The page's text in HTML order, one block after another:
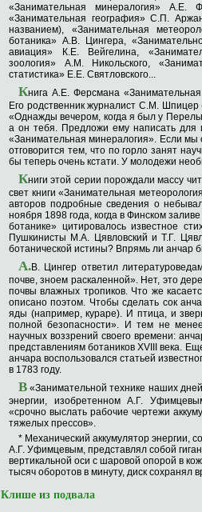
«Занимательная минералогия» А.Е.
«Занимательная география» С.П.
названием), «Занимательная
ботаника» А.В. Цингера,
авиация» К.Е. Вейгелина,
зоология» А.М. Никольского,
статистика» Е.Е. Святловского...
Книга А.Е. Ферсмана
Его родственник журналист С.М. Шпицер
«Однажды вечером, когда я был у
а он тебя. Предложи ему написать для
«Занимательная минералогия». Если мы
отговорится тем, что по горло занят
бы теперь очень кстати. У молодежи
Книги этой серии порождали массу
свет книги «Занимательная
авторов подробные сведения о
ноября 1898 года, когда в Финском
ботанике» цитировалось известное
Пушкинисты М.А. Цявловский и Т.Г.
ботанической истины? Впрямь ли анчар
А.В. Цингер ответил
почве, зноем раскаленной». Нет, это
почвы влажных тропиков. Что же
описано поэтом. Чтобы сделать сок
яды (например, кураре). И птица, и
полной безопасности». И тем не
научных воззрений своего времени:
представлениям ботаников XVIII века.
анчара воспользовался статьей
в 1783 году.
В «Занимательной технике наших
энергии, изобретенном А.Г.
«срочно выслать рабочие чертежи
тяжелых прессов».
* Механический аккумулятор энергии,
А.Г. Уфимцевым, представлял собой
вертикальной оси с шаровой опорой в
тысяч оборотов в минуту, диск сохранял
Клише из подвала